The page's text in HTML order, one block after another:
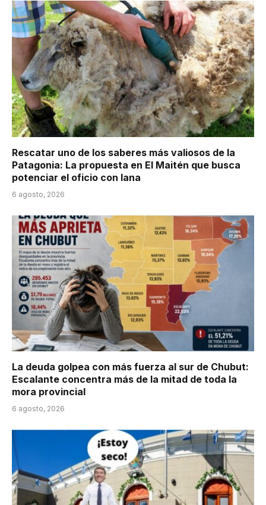
Rescatar uno de los saberes más valiosos de la
Patagonia: La propuesta en El Maitén que busca
potenciar el oficio con lana
6 agosto, 2026
La deuda golpea con más fuerza al sur de Chubut:
Escalante concentra más de la mitad de toda la
mora provincial
6 agosto, 2026